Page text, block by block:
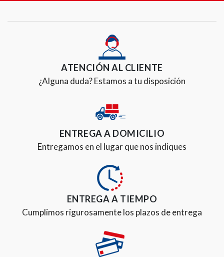
ATENCIÓN AL CLIENTE
¿Alguna duda? Estamos a tu disposición
ENTREGA A DOMICILIO
Entregamos en el lugar que nos indiques
ENTREGA A TIEMPO
Cumplimos rigurosamente los plazos de entrega